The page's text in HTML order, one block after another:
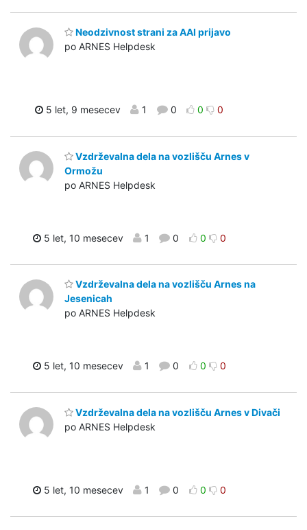
Neodzivnost strani za AAI prijavo
po ARNES Helpdesk
5 let, 9 mesecev 1 0 0 0
Vzdrževalna dela na vozlišču Arnes v
Ormožu
po ARNES Helpdesk
5 let, 10 mesecev 1 0 0 0
Vzdrževalna dela na vozlišču Arnes na
Jesenicah
po ARNES Helpdesk
5 let, 10 mesecev 1 0 0 0
Vzdrževalna dela na vozlišču Arnes v Divači
po ARNES Helpdesk
5 let, 10 mesecev 1 0 0 0